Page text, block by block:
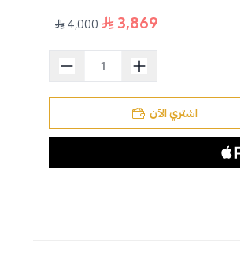
3,869
4,000
اشتري الآن